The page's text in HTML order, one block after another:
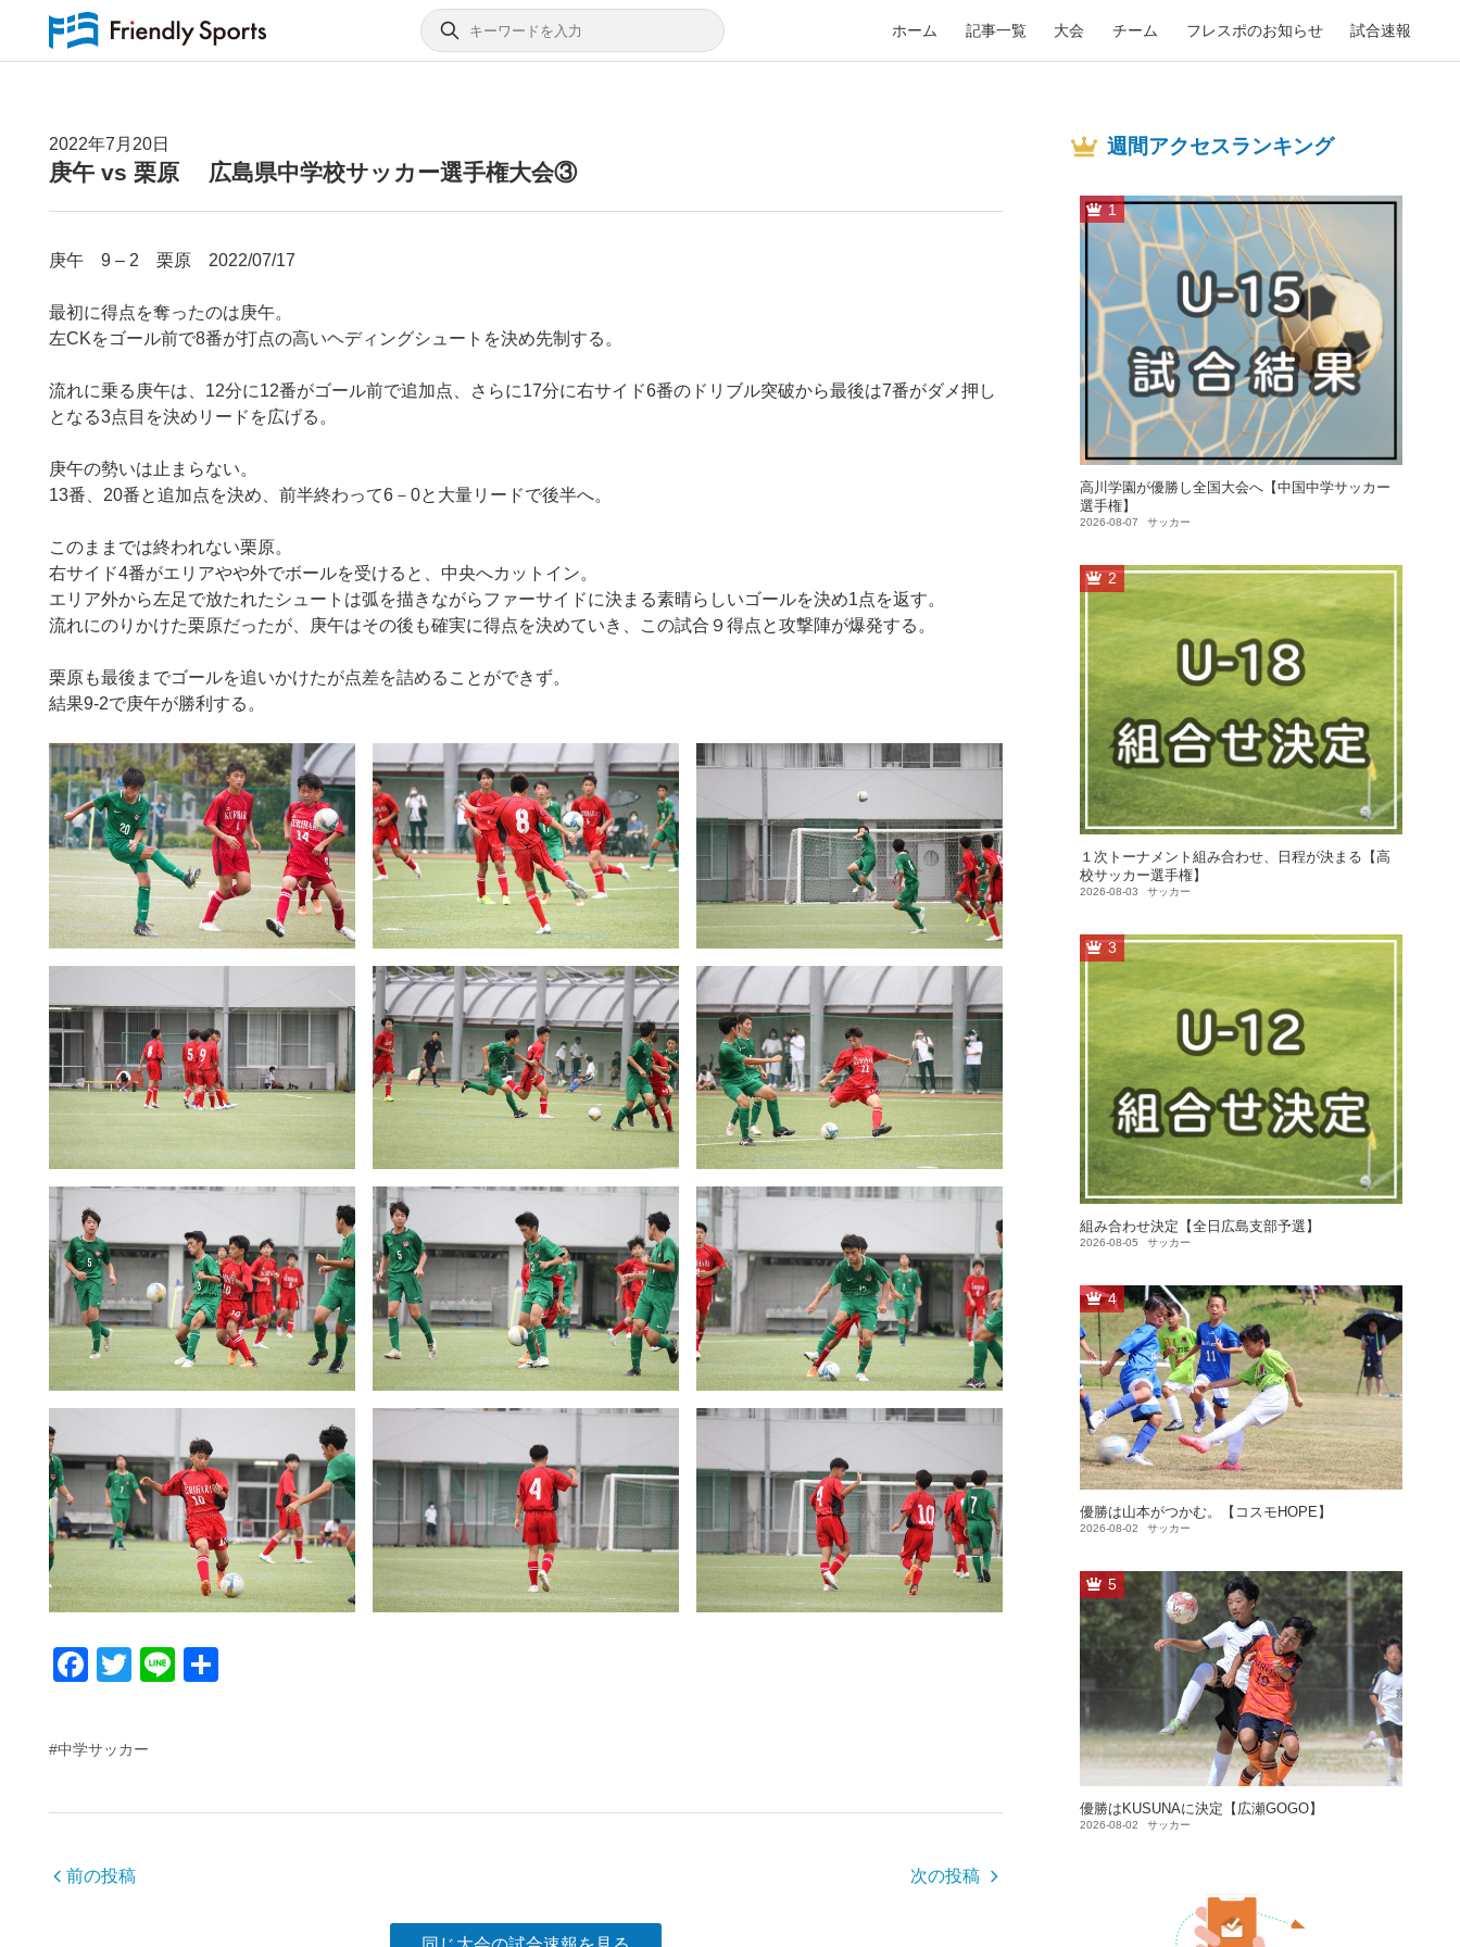
ホーム 記事一覧 大会 チーム フレスポのお知らせ 試合速報
2022年7月20日
庚午 vs 栗原 広島県中学校サッカー選手権大会③
庚午 9 – 2 栗原 2022/07/17
最初に得点を奪ったのは庚午。
左CKをゴール前で8番が打点の高いヘディングシュートを決め先制する。
流れに乗る庚午は、12分に12番がゴール前で追加点、さらに17分に右サイド6番のドリブル突破から最後は7番がダメ押し
となる3点目を決めリードを広げる。
庚午の勢いは止まらない。
13番、20番と追加点を決め、前半終わって6－0と大量リードで後半へ。
このままでは終われない栗原。
右サイド4番がエリアやや外でボールを受けると、中央へカットイン。
エリア外から左足で放たれたシュートは弧を描きながらファーサイドに決まる素晴らしいゴールを決め1点を返す。
流れにのりかけた栗原だったが、庚午はその後も確実に得点を決めていき、この試合９得点と攻撃陣が爆発する。
栗原も最後までゴールを追いかけたが点差を詰めることができず。
結果9-2で庚午が勝利する。
F
c
e
b
o
T
Li
#中学サッカー
前の投稿 次の投稿
週間アクセスランキング
1
高川学園が優勝し全国大会へ【中国中学サッカー
選手権】
2026-08-07 サッカー
2
１次トーナメント組み合わせ、日程が決まる【高
校サッカー選手権】
2026-08-03 サッカー
3
組み合わせ決定【全日広島支部予選】
2026-08-05 サッカー
4
優勝は山本がつかむ。【コスモHOPE】
2026-08-02 サッカー
5
優勝はKUSUNAに決定【広瀬GOGO】
2026-08-02 サッカー